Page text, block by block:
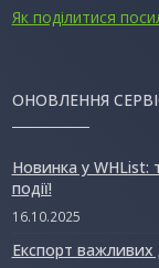
Як поділитися
ОНОВЛЕННЯ
Новинка у WHList:
події!
16.10.2025
Експорт важливих